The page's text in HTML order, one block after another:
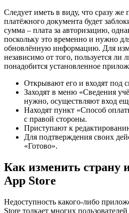
Следует иметь в виду, что сразу же
платёжного документа будет
сумма – плата за авторизацию,
поскольку это временно и нужно
обновлённую информацию. Для
независимо от того, пользуется ли
понадобится установленное
Открывают его и входят под
Заходят в меню «Сведения
нужно, осуществляют вход
Находят пункт «Способ
с правой стороны.
Приступают к
Для подтверждения своих
«Готово».
Как изменить страну
App Store
Недоступность какого-либо
Store толкает многих